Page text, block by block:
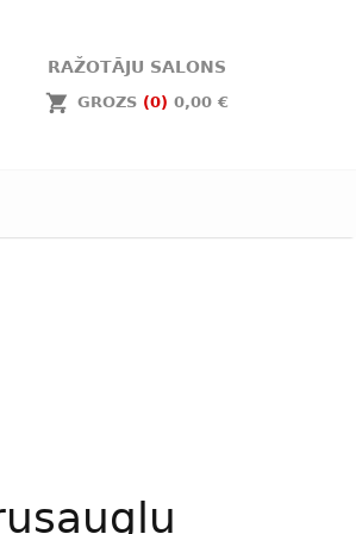
RAŽOTĀJU SALONS
GROZS (0) 0,00 €